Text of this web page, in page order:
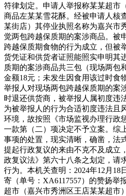
符律划定。申请人举报称某某超市
商品左某某雪花酥。经被申请人核
某街店）其停业执照名称为嘉兴市
觉两包跨越保质期的案涉商品。被
跨越保质期食物的行为成立，但被
货凭证和供货者证照能照实申明其
质期的案涉商品共三包（现场两包
金额18元；未发生因食用该过时食
举报人对现场两包跨越保质期的案
时退还供货商，被举报人属初度违
为被举报人的行为合适初度违法且
环境，故按照《市场监视办理行政
一款第（二）项决定不予立案。综
事项的处置，现实清晰，确凿，法
提起行政复议的来由不克不及成立
政复议法》第六十八条之划定，请
行为。本机关查明：2024年12月18
寄（单号：XA6117557）的赞扬举
超市（嘉兴市秀洲区王店某某超市